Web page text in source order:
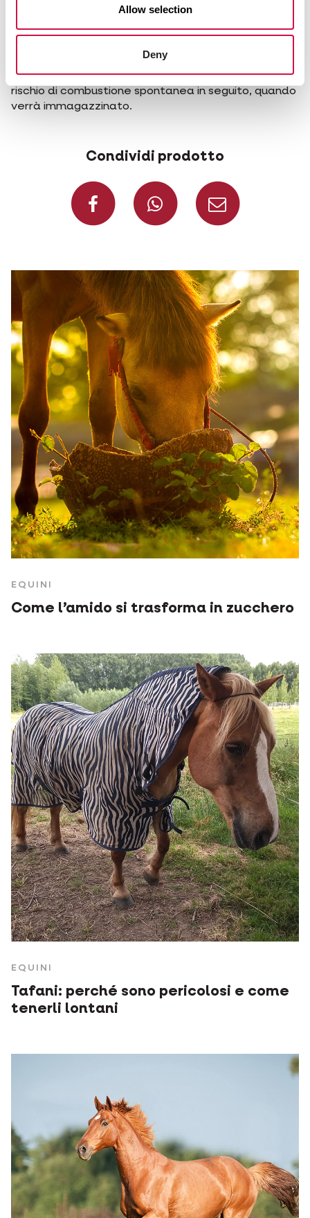
Allow selection
Deny
giorno. La pioggia di solito ha un impatto negativo
sul fieno, ma a seconda di diversi fattori. Non
fieno bagnato potrebbe ammuffire, e sarebbe
molto pericoloso per gli animali. Inoltre, ci sarà un
rischio di combustione spontanea in seguito, quando
verrà immagazzinato.
Condividi prodotto
Condividi su
Condividi
EQUINI
Come l’amido si trasforma in zucchero
EQUINI
Tafani: perché sono pericolosi e come
tenerli lontani